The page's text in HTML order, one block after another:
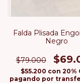
Falda Plisada
Negro
$79.000
$55.200 con 20%
pagando por